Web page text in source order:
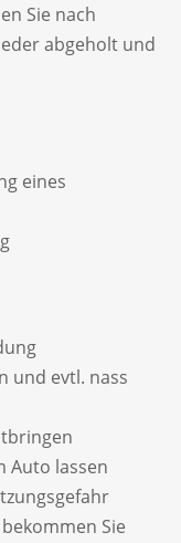
Sie nach
abgeholt und
eines
und evtl. nass
Auto lassen
Sie